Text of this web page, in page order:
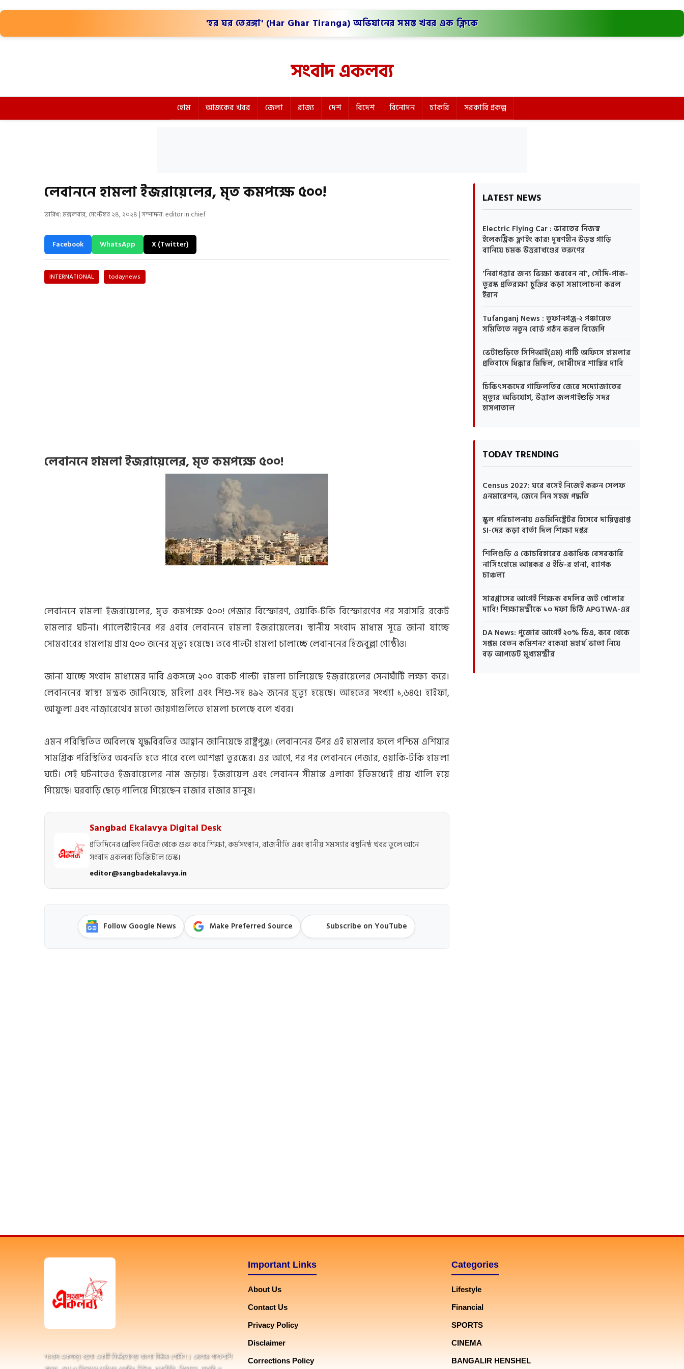
'হর ঘর তেরঙ্গা' (Har Ghar Tiranga) অভিযানের সমস্ত খবর এক ক্লিকে
সংবাদ একলব্য
হোম আজকের খবর জেলা রাজ্য দেশ বিদেশ বিনোদন চাকরি সরকারি প্রকল্প
লেবাননে হামলা ইজরায়েলের, মৃত কমপক্ষে ৫০০!
তারিখ: মঙ্গলবার, সেপ্টেম্বর ২৪, ২০২৪ | সম্পাদনা: editor in chief
Facebook WhatsApp X (Twitter)
INTERNATIONAL todaynews
লেবাননে হামলা ইজরায়েলের, মৃত কমপক্ষে ৫০০!
লেবাননে হামলা ইজরায়েলের, মৃত কমপক্ষে ৫০০! পেজার বিস্ফোরণ, ওয়াকি-টকি বিস্ফোরণের পর সরাসরি রকেট
হামলার ঘটনা। প্যালেস্টাইনের পর এবার লেবাননে হামলা ইজরায়েলের। স্থানীয় সংবাদ মাধ্যম সূত্রে জানা যাচ্ছে
সোমবারের হামলায় প্রায় ৫০০ জনের মৃত্যু হয়েছে। তবে পাল্টা হামলা চালাচ্ছে লেবাননের হিজবুল্লা গোষ্ঠীও।
জানা যাচ্ছে সংবাদ মাধ্যমের দাবি একসঙ্গে ২০০ রকেট পাল্টা হামলা চালিয়েছে ইজ়রায়েলের সেনাঘাঁটি লক্ষ্য করে।
লেবাননের স্বাস্থ্য মন্ত্রক জানিয়েছে, মহিলা এবং শিশু-সহ ৪৯২ জনের মৃত্যু হয়েছে। আহতের সংখ্যা ১,৬৪৫। হাইফা,
আফুলা এবং নাজ়ারেথের মতো জায়গাগুলিতে হামলা চলেছে বলে খবর।
এমন পরিস্থিতিত অবিলম্বে যুদ্ধবিরতির আহ্বান জানিয়েছে রাষ্ট্রপুঞ্জ। লেবাননের উপর এই হামলার ফলে পশ্চিম এশিয়ার
সামগ্রিক পরিস্থিতির অবনতি হতে পারে বলে আশঙ্কা তুরস্কের। এর আগে, পর পর লেবাননে পেজার, ওয়াকি-টকি হামলা
ঘটে। সেই ঘটনাতেও ইজরায়েলের নাম জড়ায়। ইজরায়েল এবং লেবানন সীমান্ত এলাকা ইতিমধ্যেই প্রায় খালি হয়ে
গিয়েছে। ঘরবাড়ি ছেড়ে পালিয়ে গিয়েছেন হাজার হাজার মানুষ।
Sangbad Ekalavya Digital Desk
প্রতিদিনের ব্রেকিং নিউজ থেকে শুরু করে শিক্ষা, কর্মসংস্থান, রাজনীতি এবং স্থানীয় সমস্যার বস্তুনিষ্ঠ খবর তুলে আনে
সংবাদ একলব্য ডিজিটাল ডেস্ক।
editor@sangbadekalavya.in
Follow Google News Make Preferred Source Subscribe on YouTube
LATEST NEWS
Electric Flying Car : ভারতের নিজস্ব
ইলেকট্রিক ফ্লাইং কার! দূষণহীন উড়ন্ত গাড়ি
বানিয়ে চমক উত্তরাখণ্ডের তরুণের
'নিরাপত্তার জন্য ভিক্ষা করবেন না', সৌদি-পাক-
তুরস্ক প্রতিরক্ষা চুক্তির কড়া সমালোচনা করল
ইরান
Tufanganj News : তুফানগঞ্জ-২ পঞ্চায়েত
সমিতিতে নতুন বোর্ড গঠন করল বিজেপি
ভেটাগুড়িতে সিপিআই(এম) পার্টি অফিসে হামলার
প্রতিবাদে ধিক্কার মিছিল, দোষীদের শাস্তির দাবি
চিকিৎসকদের গাফিলতির জেরে সদ্যোজাতের
মৃত্যুর অভিযোগ, উত্তাল জলপাইগুড়ি সদর
হাসপাতাল
TODAY TRENDING
Census 2027: ঘরে বসেই নিজেই করুন সেলফ
এনমারেশন, জেনে নিন সহজ পদ্ধতি
স্কুল পরিচালনায় এডমিনিস্ট্রেটর হিসেবে দায়িত্বপ্রাপ্ত
SI-দের কড়া বার্তা দিল শিক্ষা দপ্তর
শিলিগুড়ি ও কোচবিহারের একাধিক বেসরকারি
নার্সিংহোমে আয়কর ও ইডি-র হানা, ব্যাপক
চাঞ্চল্য
সারপ্লাসের আগেই শিক্ষক বদলির জট খোলার
দাবি! শিক্ষামন্ত্রীকে ১০ দফা চিঠি APGTWA-এর
DA News: পুজোর আগেই ২০% ডিএ, কবে থেকে
সপ্তম বেতন কমিশন? বকেয়া মহার্ঘ ভাতা নিয়ে
বড় আপডেট মুখ্যমন্ত্রীর
সংবাদ একলব্য হলো একটি নির্ভরযোগ্য বাংলা নিউজ পোর্টাল। জেলার পাশাপাশি
Important Links
About Us
Contact Us
Privacy Policy
Disclaimer
Corrections Policy
Categories
Lifestyle
Financial
SPORTS
CINEMA
BANGALIR HENSHEL